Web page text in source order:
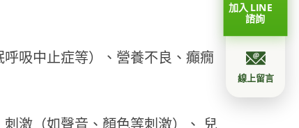
吸中止症等）、營養不良、癲癇
激（如聲音、顏色等刺激）、 兒
加入 LINE
諮詢
線上留言